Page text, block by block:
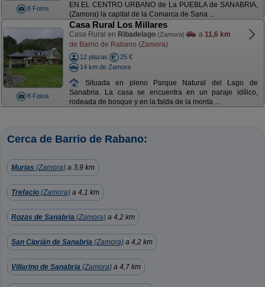
8 Fotos
EN EL CENTRO URBANO de La PUEBLA de SANABRIA,
(Zamora) la capital de la Comarca de Sana ...
8 Fotos
Casa Rural Los Millares
Casa Rural en Ribadelago (Zamora) a 11,6 km
de Barrio de Rabano (Zamora)
12 plazas
25 €
14 km de Zamora
Situada en pleno Parque Natural del Lago de
Sanabria. La casa se encuentra en un paraje idílico,
rodeada de bosque y en la falda de la monta ...
Cerca de Barrio de Rabano:
Murias (Zamora) a 3,9 km
Trefacio (Zamora) a 4,1 km
Rozas de Sanabria (Zamora) a 4,2 km
San Ciprián de Sanabria (Zamora) a 4,2 km
Villarino de Sanabria (Zamora) a 4,7 km